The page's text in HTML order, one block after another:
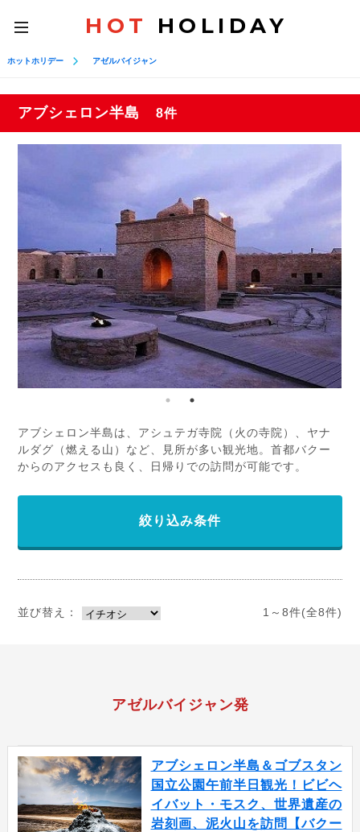
toggle
navigation
HOT HOLIDAY
ホットホリデー アゼルバイジャン
アブシェロン半島 8件
アブシェロン半島は、アシュテガ寺院（火の寺院）、ヤナ
ルダグ（燃える山）など、見所が多い観光地。首都バクー
からのアクセスも良く、日帰りでの訪問が可能です。
絞り込み条件
並び替え： 1～8件(全8件)
アゼルバイジャン発
アブシェロン半島＆ゴブスタン
国立公園午前半日観光！ビビヘ
イバット・モスク、世界遺産の
岩刻画、泥火山を訪問【バクー